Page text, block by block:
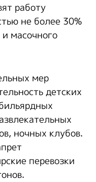
работу
не более 30%
масочного
мер
детских
ночных клубов.
перевозки